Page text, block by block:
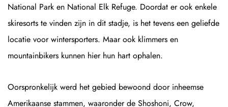
National Park en National Elk Refuge. Doordat er ook enkele
skiresorts te vinden zijn in dit stadje, is het tevens een geliefde
locatie voor wintersporters. Maar ook klimmers en
mountainbikers kunnen hier hun hart ophalen.
Oorspronkelijk werd het gebied bewoond door inheemse
Amerikaanse stammen, waaronder de Shoshoni, Crow,